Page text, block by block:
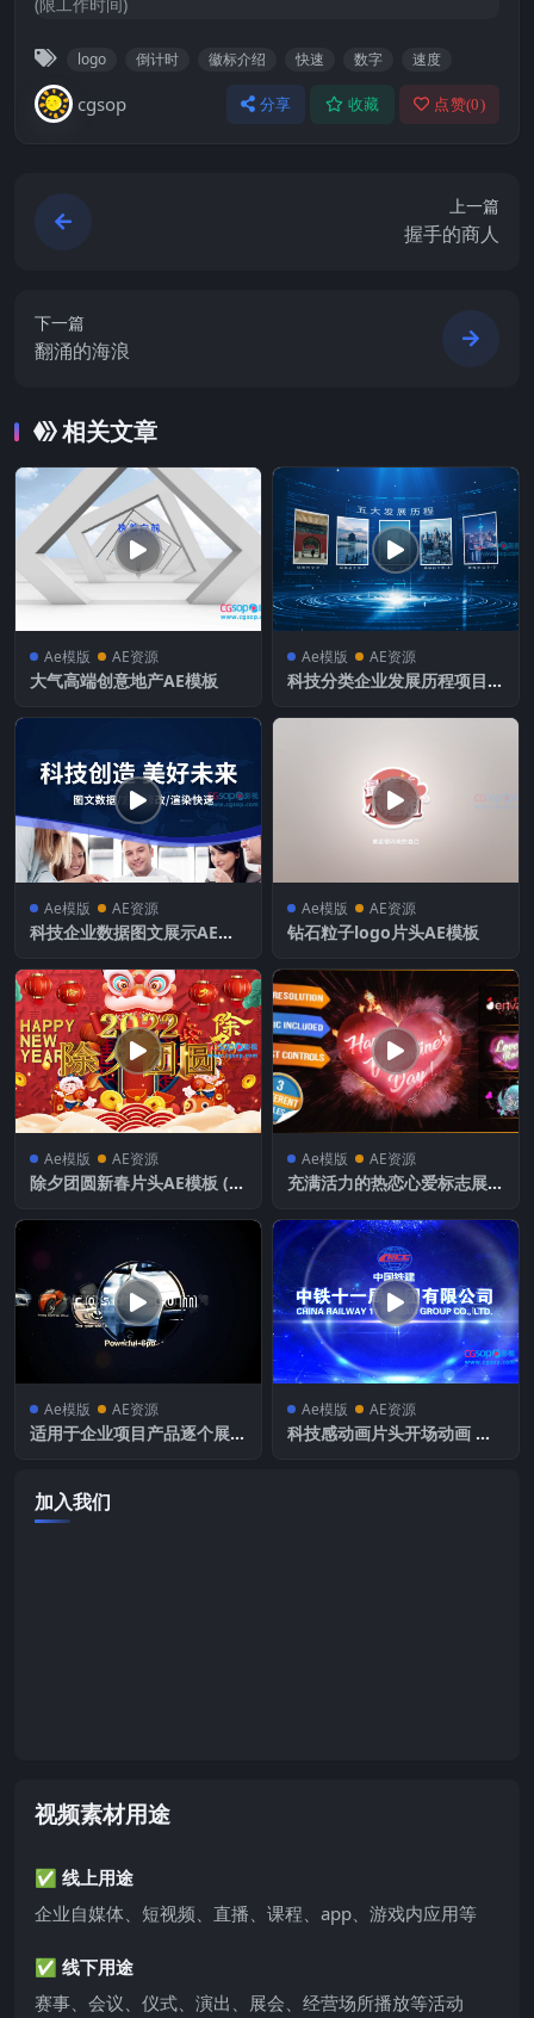
logo 倒计时 徽标介绍 快速 数字 速度
cgsop 分享 收藏 点赞(0)
上一篇
握手的商人
下一篇
翻涌的海浪
相关文章
Ae模版 AE资源
大气高端创意地产AE模板
Ae模版 AE资源
科技分类企业发展历程项目展
Ae模版 AE资源
科技企业数据图文展示AE模
Ae模版 AE资源
钻石粒子logo片头AE模板
Ae模版 AE资源
除夕团圆新春片头AE模板 (只
Ae模版 AE资源
充满活力的热恋心爱标志展示
Ae模版 AE资源
适用于企业项目产品逐个展示
Ae模版 AE资源
科技感动画片头开场动画 中
加入我们
视频素材用途
✅ 线上用途
企业自媒体、短视频、直播、课程、app、游戏内应用等
✅ 线下用途
赛事、会议、仪式、演出、展会、经营场所播放等活动